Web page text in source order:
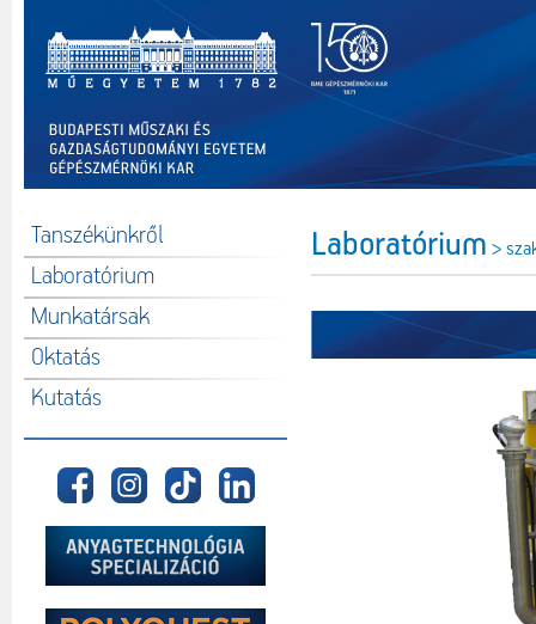
Tanszékünkről
Laboratórium
Munkatársak
Oktatás
Kutatás
Laboratórium >